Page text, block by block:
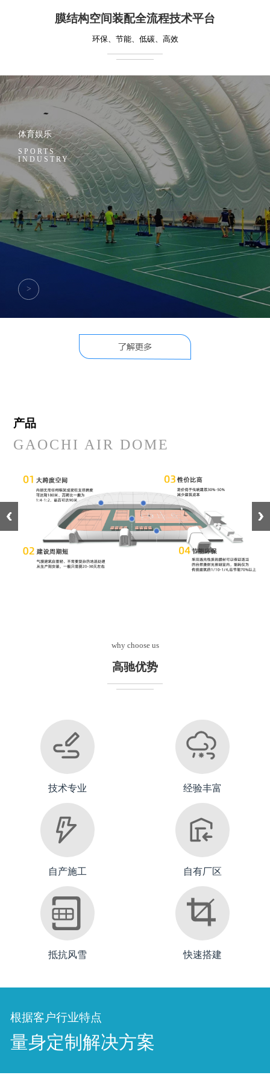
膜结构空间装配全流程技术平台
环保、节能、低碳、高效
体育娱乐
SPORTS
INDUSTRY
>
产品
GAOCHI AIR DOME
why choose us
高驰优势
技术专业 经验丰富
自产施工 自有厂区
抵抗风雪 快速搭建
根据客户行业特点
量身定制解决方案